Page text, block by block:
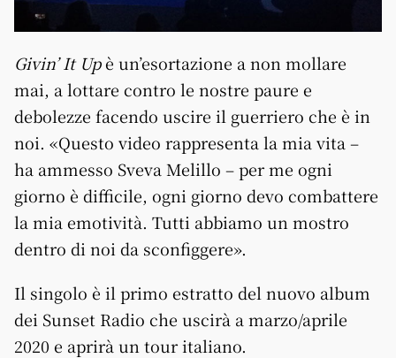
Givin’ It Upè un’esortazione a non mollare
mai, a lottare contro le nostre paure e
debolezze facendo uscire il guerriero che è in
noi. «Questo video rappresenta la mia vita –
ha ammesso Sveva Melillo – per me ogni
giorno è difficile, ogni giorno devo combattere
la mia emotività. Tutti abbiamo un mostro
dentro di noi da sconfiggere».
Il singolo è il primo estratto del nuovo album
dei Sunset Radio che uscirà a marzo/aprile
2020 e aprirà un tour italiano.